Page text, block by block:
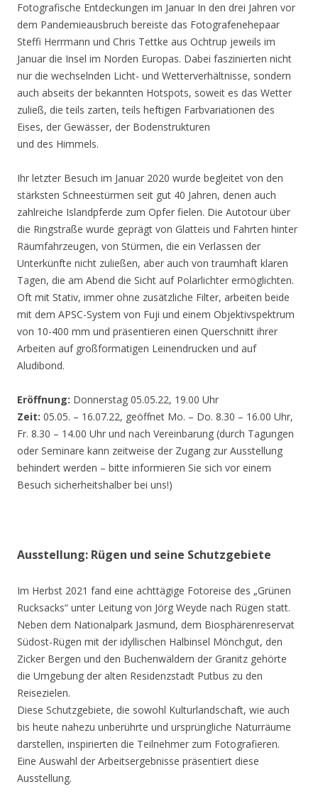
Fotografische Entdeckungen im Januar In den drei Jahren vor
dem Pandemieausbruch bereiste das Fotografenehepaar
Steffi Herrmann und Chris Tettke aus Ochtrup jeweils im
Januar die Insel im Norden Europas. Dabei faszinierten nicht
nur die wechselnden Licht- und Wetterverhältnisse, sondern
auch abseits der bekannten Hotspots, soweit es das Wetter
zuließ, die teils zarten, teils heftigen Farbvariationen des
Eises, der Gewässer, der Bodenstrukturen
und des Himmels.
Ihr letzter Besuch im Januar 2020 wurde begleitet von den
stärksten Schneestürmen seit gut 40 Jahren, denen auch
zahlreiche Islandpferde zum Opfer fielen. Die Autotour über
die Ringstraße wurde geprägt von Glatteis und Fahrten hinter
Räumfahrzeugen, von Stürmen, die ein Verlassen der
Unterkünfte nicht zuließen, aber auch von traumhaft klaren
Tagen, die am Abend die Sicht auf Polarlichter ermöglichten.
Oft mit Stativ, immer ohne zusätzliche Filter, arbeiten beide
mit dem APSC-System von Fuji und einem Objektivspektrum
von 10-400 mm und präsentieren einen Querschnitt ihrer
Arbeiten auf großformatigen Leinendrucken und auf
Aludibond.
Eröffnung: Donnerstag 05.05.22, 19.00 Uhr
Zeit: 05.05. – 16.07.22, geöffnet Mo. – Do. 8.30 – 16.00 Uhr,
Fr. 8.30 – 14.00 Uhr und nach Vereinbarung (durch Tagungen
oder Seminare kann zeitweise der Zugang zur Ausstellung
behindert werden – bitte informieren Sie sich vor einem
Besuch sicherheitshalber bei uns!)
Ausstellung: Rügen und seine Schutzgebiete
Im Herbst 2021 fand eine achttägige Fotoreise des „Grünen
Rucksacks“ unter Leitung von Jörg Weyde nach Rügen statt.
Neben dem Nationalpark Jasmund, dem Biosphärenreservat
Südost-Rügen mit der idyllischen Halbinsel Mönchgut, den
Zicker Bergen und den Buchenwäldern der Granitz gehörte
die Umgebung der alten Residenzstadt Putbus zu den
Reisezielen.
Diese Schutzgebiete, die sowohl Kulturlandschaft, wie auch
bis heute nahezu unberührte und ursprüngliche Naturräume
darstellen, inspirierten die Teilnehmer zum Fotografieren.
Eine Auswahl der Arbeitsergebnisse präsentiert diese
Ausstellung.